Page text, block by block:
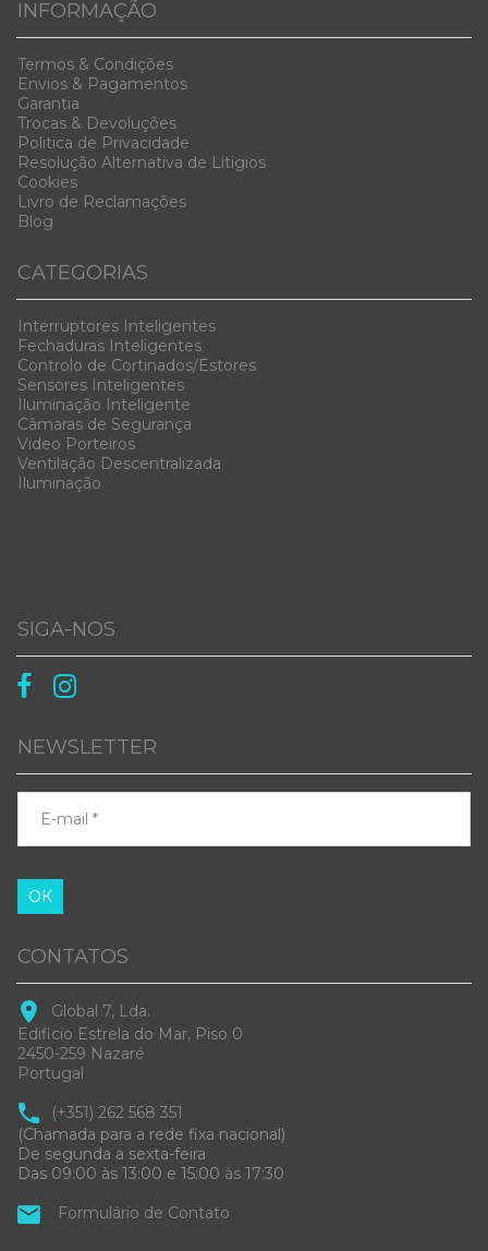
INFORMAÇÃO
Termos & Condições
Envios & Pagamentos
Garantia
Trocas & Devoluções
Politica de Privacidade
Resolução Alternativa de Litigios
Cookies
Livro de Reclamações
Blog
CATEGORIAS
Interruptores Inteligentes
Fechaduras Inteligentes
Controlo de Cortinados/Estores
Sensores Inteligentes
Iluminação Inteligente
Câmaras de Segurança
Video Porteiros
Ventilação Descentralizada
Iluminação
SIGA-NOS
 
NEWSLETTER
ОК
CONTATOS
Global 7, Lda.
Edificio Estrela do Mar, Piso 0
2450-259 Nazaré
Portugal
(+351) 262 568 351
(Chamada para a rede fixa nacional)
De segunda a sexta-feira
Das 09:00 às 13:00 e 15:00 às 17:30
Formulário de Contato